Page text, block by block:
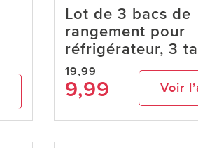
Lot de 3 bacs de
rangement pour
réfrigérateur, 3
19,99
9,99 Voir